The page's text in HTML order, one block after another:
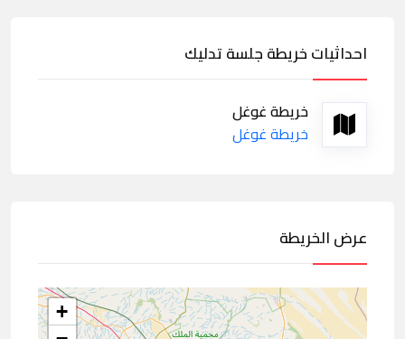
احداثيات خريطة جلسة تدليك
خريطة غوغل
خريطة غوغل
عرض الخريطة
+